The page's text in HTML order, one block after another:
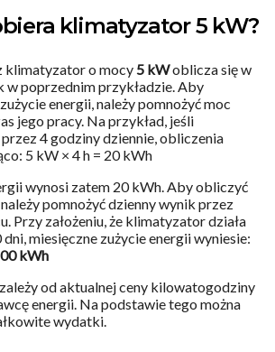
klimatyzator 5 kW?
klimatyzator o mocy 5 kWoblicza się w
w poprzednim przykładzie. Aby
energii, należy pomnożyć moc
jego pracy. Na przykład, jeśli
4 godziny dziennie, obliczenia
5 kW × 4 h = 20 kWh
wynosi zatem 20 kWh. Aby obliczyć
pomnożyć dzienny wynik przez
Przy założeniu, że klimatyzator działa
miesięczne zużycie energii wyniesie:
kWh
od aktualnej ceny kilowatogodziny
energii. Na podstawie tego można
wydatki.